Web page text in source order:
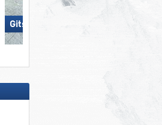
Gitschberg Jochtal